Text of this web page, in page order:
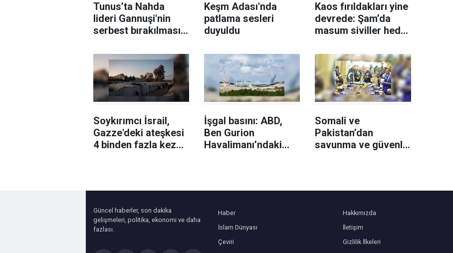
Tunus’ta Nahda
lideri Gannuşi'nin
serbest bırakılması
Keşm Adası'nda
patlama sesleri
duyuldu
Kaos fırıldakları yine
devrede: Şam’da
masum siviller hedef
Soykırımcı İsrail,
Gazze'deki ateşkesi
4 binden fazla kez
İşgal basını: ABD,
Ben Gurion
Havalimanı’ndaki
Somali ve
Pakistan’dan
savunma ve güvenlik
Güncel haberler, son dakika
gelişmeleri, politika, ekonomi ve daha
fazlası.
Haber
İslam Dünyası
Çeviri
Hakkımızda
İletişim
Gizlilik İlkeleri